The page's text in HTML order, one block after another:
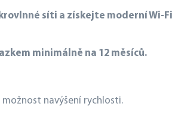
síti a získejte moderní Wi-Fi
minimálně na 12 měsíců.
navýšení rychlosti.